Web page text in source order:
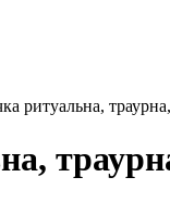
ритуальна,